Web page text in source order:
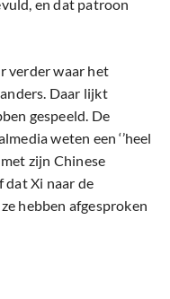
en dat patroon
verder waar het
Daar lijkt
gespeeld. De
weten een ‘’heel
zijn Chinese
dat Xi naar de
hebben afgesproken